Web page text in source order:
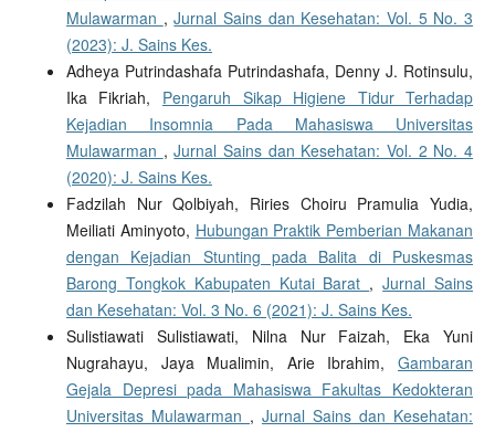
Mulawarman ,Jurnal Sains dan Kesehatan: Vol. 5 No. 3
(2023): J. Sains Kes.
Adheya Putrindashafa Putrindashafa, Denny J. Rotinsulu,
Ika Fikriah, Pengaruh Sikap Higiene Tidur Terhadap
Kejadian Insomnia Pada Mahasiswa Universitas
Mulawarman ,Jurnal Sains dan Kesehatan: Vol. 2 No. 4
(2020): J. Sains Kes.
Fadzilah Nur Qolbiyah, Riries Choiru Pramulia Yudia,
Meiliati Aminyoto, Hubungan Praktik Pemberian Makanan
dengan Kejadian Stunting pada Balita di Puskesmas
Barong Tongkok Kabupaten Kutai Barat ,Jurnal Sains
dan Kesehatan: Vol. 3 No. 6 (2021): J. Sains Kes.
Sulistiawati Sulistiawati, Nilna Nur Faizah, Eka Yuni
Nugrahayu, Jaya Mualimin, Arie Ibrahim,Gambaran
Gejala Depresi pada Mahasiswa Fakultas Kedokteran
Universitas Mulawarman ,Jurnal Sains dan Kesehatan: